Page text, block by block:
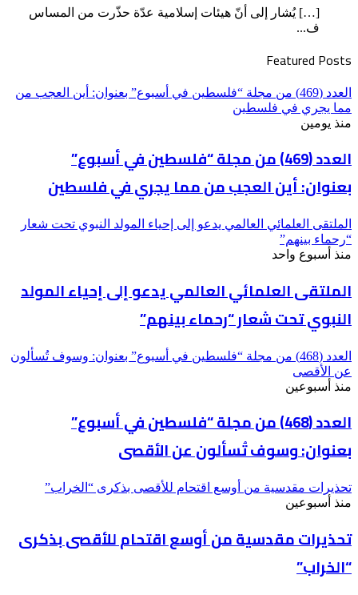
[…] يُشار إلى أنّ هيئات إسلامية عدّة حذّرت من المساس
ف...
Featured Posts
العدد (469) من مجلة “فلسطين في أسبوع” بعنوان: أين العجب من
مما يجري في فلسطين
منذ يومين
العدد (469) من مجلة “فلسطين في أسبوع”
بعنوان: أين العجب من مما يجري في فلسطين
الملتقى العلمائي العالمي يدعو إلى إحياء المولد النبوي تحت شعار
“رحماء بينهم”
منذ أسبوع واحد
الملتقى العلمائي العالمي يدعو إلى إحياء المولد
النبوي تحت شعار “رحماء بينهم”
العدد (468) من مجلة “فلسطين في أسبوع” بعنوان: وسوف تُسألون
عن الأقصى
منذ أسبوعين
العدد (468) من مجلة “فلسطين في أسبوع”
بعنوان: وسوف تُسألون عن الأقصى
تحذيرات مقدسية من أوسع اقتحام للأقصى بذكرى “الخراب”
منذ أسبوعين
تحذيرات مقدسية من أوسع اقتحام للأقصى بذكرى
“الخراب”